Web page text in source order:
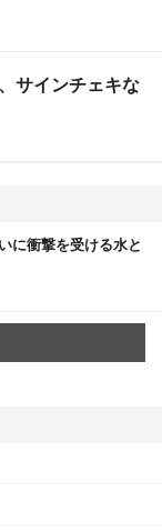
サインチェキな
に衝撃を受ける水と